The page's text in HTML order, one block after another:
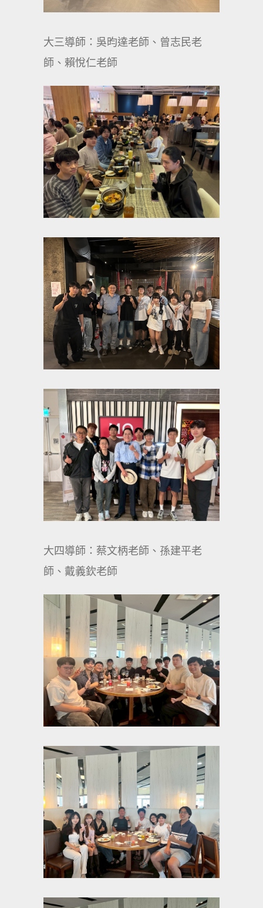
大三導師：吳昀達老師、曾志民老
師、賴悅仁老師
大四導師：蔡文柄老師、孫建平老
師、戴義欽老師